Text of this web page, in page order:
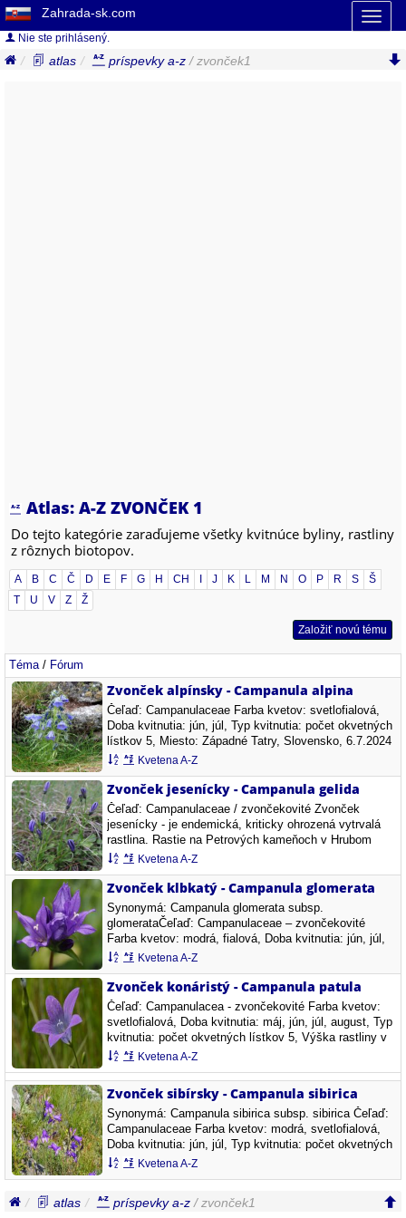
Zahrada-sk.com
Nie ste prihlásený.
atlas príspevky a-z / zvonček1
Atlas: A-Z ZVONČEK 1
Do tejto kategórie zaraďujeme všetky kvitnúce byliny, rastliny
z rôznych biotopov.
A B C Č D E F G H CH J K L M N O P R S
Š
T
U V Z Ž
Založiť novú tému
Téma/ Fórum
Zvonček alpínsky - Campanula alpina
Čeľaď: Campanulaceae Farba kvetov: svetlofialová,
Doba kvitnutia: jún, júl, Typ kvitnutia: počet okvetných
lístkov 5, Miesto: Západné Tatry, Slovensko, 6.7.2024
Kvetena A-Z
Zvonček jesenícky - Campanula gelida
Čeľaď: Campanulaceae / zvončekovité Zvonček
jesenícky - je endemická, kriticky ohrozená vytrvalá
rastlina. Rastie na Petrových kameňoch v Hrubom
Jeseníku v Českej republike. Kvitne od júla do konca
Kvetena A-Z
Zvonček klbkatý - Campanula glomerata
Synonymá: Campanula glomerata subsp.
glomerataČeľaď: Campanulaceae – zvončekovité
Farba kvetov: modrá, fialová, Doba kvitnutia: jún, júl,
august, september, Typ kvitnutia: počet okvetných
Kvetena A-Z
Zvonček konáristý - Campanula patula
Čeľaď: Campanulacea - zvončekovité Farba kvetov:
svetlofialová, Doba kvitnutia: máj, jún, júl, august, Typ
kvitnutia: počet okvetných lístkov 5, Výška rastliny v
cm: 20 - 60 až 70 Zaradenie do skupiny biotopov: nel –
Kvetena A-Z
Zvonček sibírsky - Campanula sibirica
Synonymá: Campanula sibirica subsp. sibirica Čeľaď:
Campanulaceae Farba kvetov: modrá, svetlofialová,
Doba kvitnutia: jún, júl, Typ kvitnutia: počet okvetných
lístkov 5, Miesto: Slovenský kras, Slovensko,
Kvetena A-Z
atlas príspevky a-z / zvonček1